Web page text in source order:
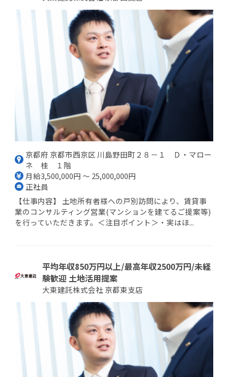
京都府 京都市西京区 川島野田町２８－１ Ｄ・マロー
ネ 桂 １階
月給3,500,000円 ～ 25,000,000円
正社員
【仕事内容】 土地所有者様への戸別訪問により、賃貸事
業のコンサルティング営業(マンションを建てるご提案等)
を行っていただきます。＜注目ポイント＞・実はほ...
平均年収850万円以上/最高年収2500万円/未経
験歓迎 土地活用提案
大東建託株式会社 京都東支店